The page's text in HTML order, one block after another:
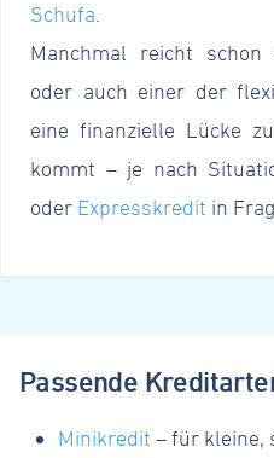
Schufa.
Manchmal reicht
oder auch einer der
eine finanzielle Lücke
kommt – je nach
oder Expresskredit in
Passende
Minikredit – für kleine,